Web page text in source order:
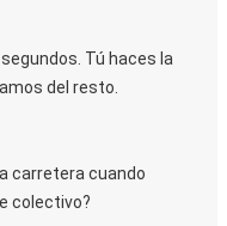
Tú haces la
del resto.
carretera cuando
colectivo?